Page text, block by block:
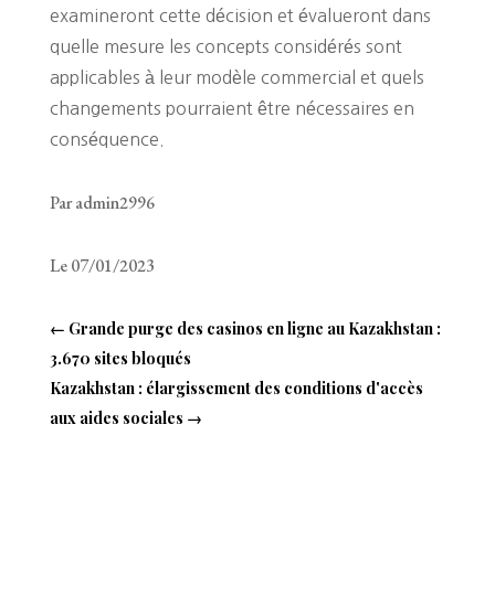
examineront cette décision et évalueront dans
quelle mesure les concepts considérés sont
applicables à leur modèle commercial et quels
changements pourraient être nécessaires en
conséquence.
Par admin2996
Le 07/01/2023
← Grande purge des casinos en ligne au Kazakhstan :
3.670 sites bloqués
Kazakhstan : élargissement des conditions d'accès
aux aides sociales →